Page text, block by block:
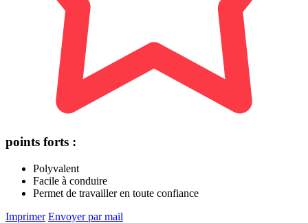
points forts :
Polyvalent
Facile à conduire
Permet de travailler en toute confiance
Imprimer Envoyer par mail